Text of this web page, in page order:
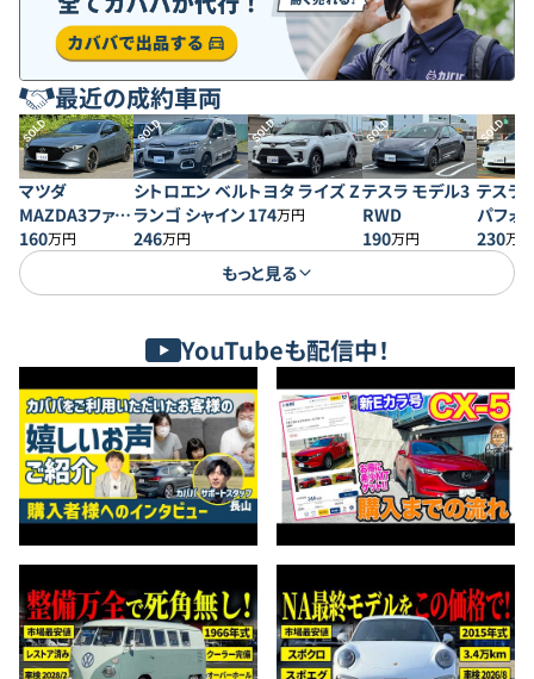
最近の成約車両
SOLD
マツダ
MAZDA3ファス
トバック 20S プ
ロアクティブ
160万円
SOLD
シトロエン ベル
ランゴ シャイン
246万円
SOLD
トヨタ ライズ Z
174万円
SOLD
テスラ モデル3
RWD
190万円
SOLD
テスラ
パフォ
230万円
もっと見る
YouTubeも配信中！